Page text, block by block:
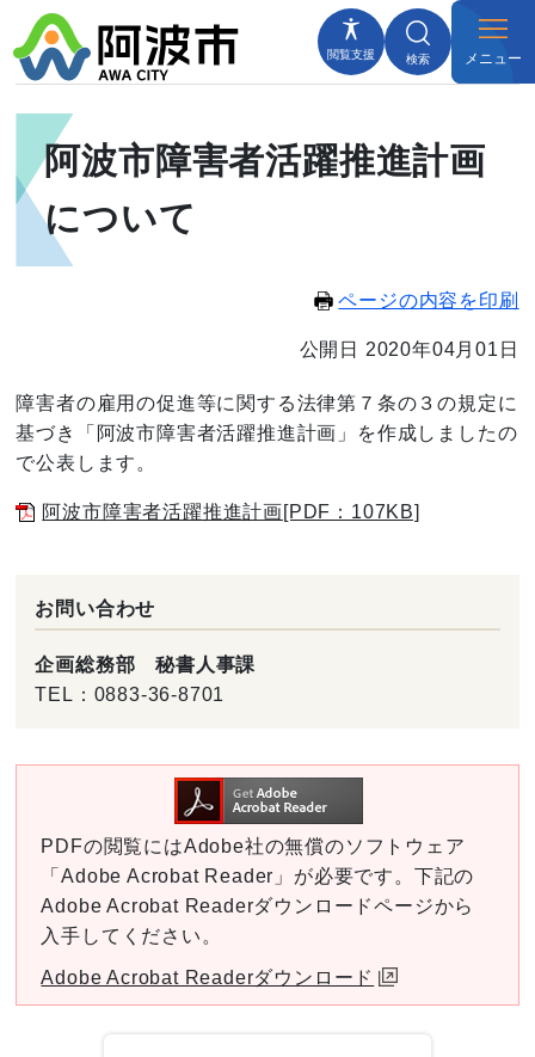
閲覧支援 検索 メニュー
阿波市障害者活躍推進計画
について
ページの内容を印刷
公開日 2020年04月01日
障害者の雇用の促進等に関する法律第７条の３の規定に
基づき「阿波市障害者活躍推進計画」を作成しましたの
で公表します。
阿波市障害者活躍推進計画[PDF：107KB]
お問い合わせ
企画総務部 秘書人事課
TEL： 0883-36-8701
PDFの閲覧にはAdobe社の無償のソフトウェア
「Adobe Acrobat Reader」が必要です。下記の
Adobe Acrobat Readerダウンロードページから
入手してください。
Adobe Acrobat Readerダウンロード